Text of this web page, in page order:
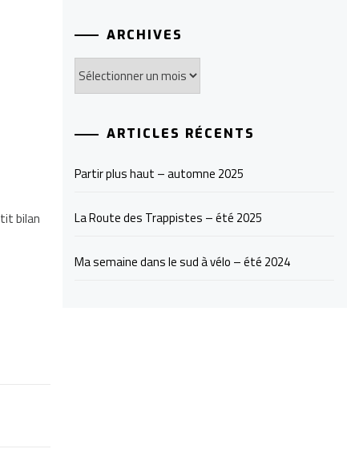
bilan
ARCHIVES
Archives
ARTICLES RÉCENTS
Partir plus haut – automne 2025
La Route des Trappistes – été 2025
Ma semaine dans le sud à vélo – été 2024